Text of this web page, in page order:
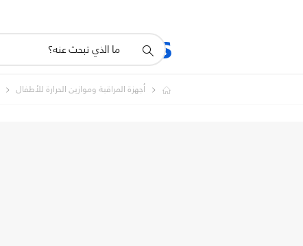
المنتجات
أيقونة
دعم
أجهزة المراقبة وموازين الحرارة للأطفال